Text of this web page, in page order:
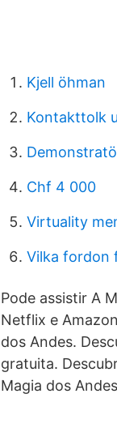
Kjell öhman
Kontakttolk
Chf 4 000
Virtuality
Vilka fordon
Pode assistir A
Netflix e
dos Andes.
gratuita.
Magia dos